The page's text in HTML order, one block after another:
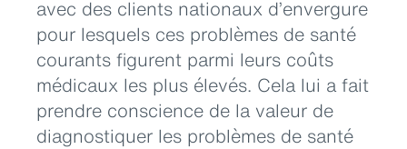
avec des clients nationaux d’envergure
pour lesquels ces problèmes de santé
courants figurent parmi leurs coûts
médicaux les plus élevés. Cela lui a fait
prendre conscience de la valeur de
diagnostiquer les problèmes de santé